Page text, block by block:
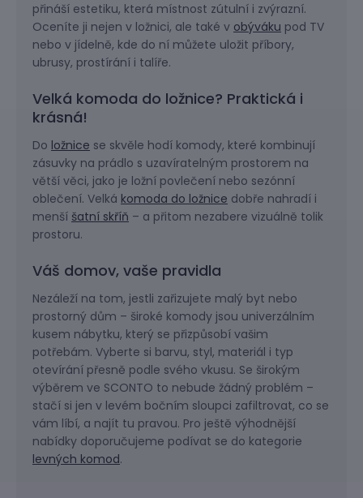
přináší estetiku, která místnost zútulní i zvýrazní.
Oceníte ji nejen v ložnici, ale také v obýváku pod TV
nebo v jídelně, kde do ní můžete uložit příbory,
ubrusy, prostírání i talíře.
Velká komoda do ložnice? Praktická i
krásná!
Do ložnice se skvěle hodí komody, které kombinují
zásuvky na prádlo s uzavíratelným prostorem na
větší věci, jako je ložní povlečení nebo sezónní
oblečení. Velká komoda do ložnice dobře nahradí i
menší šatní skříň – a přitom nezabere vizuálně tolik
prostoru.
Váš domov, vaše pravidla
Nezáleží na tom, jestli zařizujete malý byt nebo
prostorný dům – široké komody jsou univerzálním
kusem nábytku, který se přizpůsobí vašim
potřebám. Vyberte si barvu, styl, materiál i typ
otevírání přesně podle svého vkusu. Se širokým
výběrem ve SCONTO to nebude žádný problém –
stačí si jen v levém bočním sloupci zafiltrovat, co se
vám líbí, a najít tu pravou. Pro ještě výhodnější
nabídky doporučujeme podívat se do kategorie
levných komod.